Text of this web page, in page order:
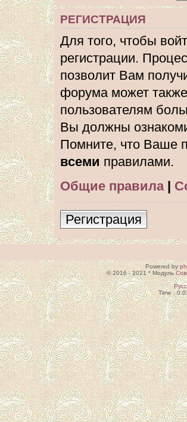
РЕГИСТРАЦИЯ
Для того, чтобы
регистрации.
позволит Вам
форума может
пользователям
Вы должны
Помните, что Ваше
всеми правилами.
Общие правила|
Регистрация
Powered by
© 2016 - 2021 * Модуль
Time :